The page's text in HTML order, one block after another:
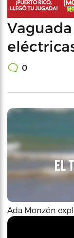
0
Ada Monzón